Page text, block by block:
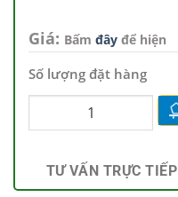
Giá: Bấm đây để hiện
Số lượng đặt hàng
TƯ VẤN TRỰC TIẾP